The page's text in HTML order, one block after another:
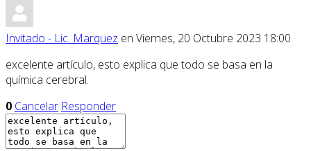
Invitado - Lic. Marquez en Viernes, 20 Octubre 2023 18:00
excelente artículo, esto explica que todo se basa en la
química cerebral.
0 Cancelar Responder